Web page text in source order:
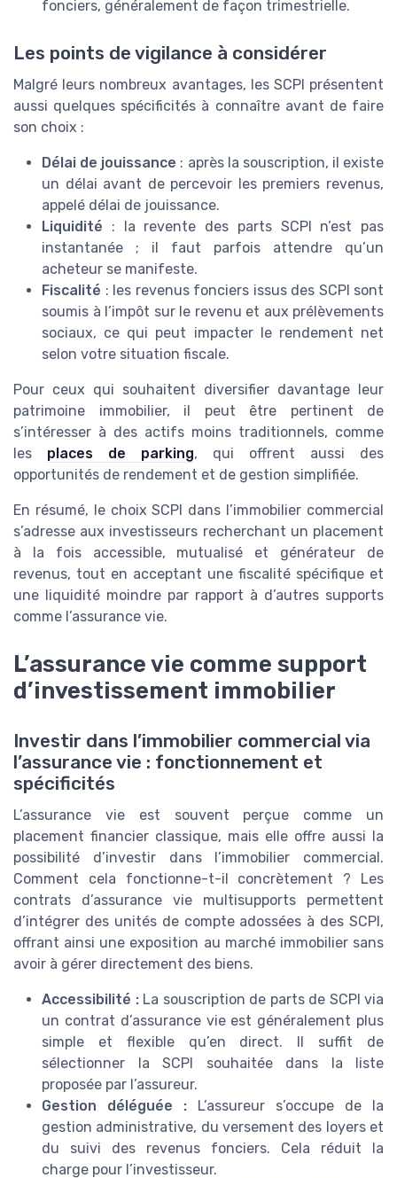
fonciers, généralement de façon trimestrielle.
Les points de vigilance à considérer
Malgré leurs nombreux avantages, les SCPI présentent
aussi quelques spécificités à connaître avant de faire
son choix :
Délai de jouissance : après la souscription, il existe
un délai avant de percevoir les premiers revenus,
appelé délai de jouissance.
Liquidité : la revente des parts SCPI n’est pas
instantanée ; il faut parfois attendre qu’un
acheteur se manifeste.
Fiscalité : les revenus fonciers issus des SCPI sont
soumis à l’impôt sur le revenu et aux prélèvements
sociaux, ce qui peut impacter le rendement net
selon votre situation fiscale.
Pour ceux qui souhaitent diversifier davantage leur
patrimoine immobilier, il peut être pertinent de
s’intéresser à des actifs moins traditionnels, comme
les places de parking, qui offrent aussi des
opportunités de rendement et de gestion simplifiée.
En résumé, le choix SCPI dans l’immobilier commercial
s’adresse aux investisseurs recherchant un placement
à la fois accessible, mutualisé et générateur de
revenus, tout en acceptant une fiscalité spécifique et
une liquidité moindre par rapport à d’autres supports
comme l’assurance vie.
L’assurance vie comme support
d’investissement immobilier
Investir dans l’immobilier commercial via
l’assurance vie : fonctionnement et
spécificités
L’assurance vie est souvent perçue comme un
placement financier classique, mais elle offre aussi la
possibilité d’investir dans l’immobilier commercial.
Comment cela fonctionne-t-il concrètement ? Les
contrats d’assurance vie multisupports permettent
d’intégrer des unités de compte adossées à des SCPI,
offrant ainsi une exposition au marché immobilier sans
avoir à gérer directement des biens.
Accessibilité :La souscription de parts de SCPI via
un contrat d’assurance vie est généralement plus
simple et flexible qu’en direct. Il suffit de
sélectionner la SCPI souhaitée dans la liste
proposée par l’assureur.
Gestion déléguée : L’assureur s’occupe de la
gestion administrative, du versement des loyers et
du suivi des revenus fonciers. Cela réduit la
charge pour l’investisseur.